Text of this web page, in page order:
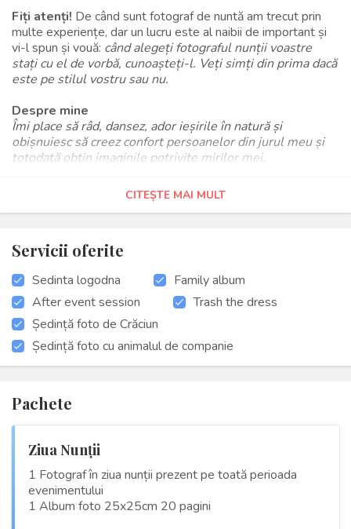
Fiți atenți! De când sunt fotograf de nuntă am trecut prin
multe experiențe, dar un lucru este al naibii de important și
vi-l spun și vouă: când alegeți fotograful nunții voastre
stați cu el de vorbă, cunoașteți-l. Veți simți din prima dacă
este pe stilul vostru sau nu.
Despre mine
Îmi place să râd, dansez, ador ieșirile în natură și
obișnuiesc să creez confort persoanelor din jurul meu și
totodată obțin imaginile potrivite mirilor mei.
Vrei să aflii mai multe despre mine? Sună-mă!
CITEȘTE MAI MULT
Servicii oferite
Sedinta logodna
Family album
After event session
Trash the dress
Ședință foto de Crăciun
Ședință foto cu animalul de companie
Pachete
Ziua Nunții
1 Fotograf în ziua nunții prezent pe toată perioada
evenimentului
1 Album foto 25x25cm 20 pagini